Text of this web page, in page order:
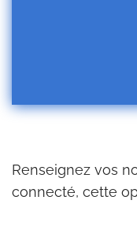
Renseignez vos
connecté, cette